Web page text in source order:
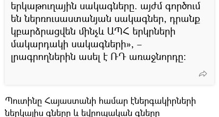
երկաթուղային սակագները. այժմ գործում
են ներռուսաստանյան սակագներ, դրանք
կբարձրացվեն մինչև ԱՊՀ երկրների
մակարդակի սակագների», –
լրագրողներին ասել է ՌԴ առաջնորդը։
Պուտինը Հայաստանի համար էներգակիրների
ներկայիս գները և եվրոպական գները